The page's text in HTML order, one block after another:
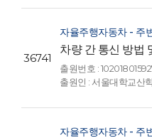
36741
자율주행자동차 - 주
차량 간 통신 방법
장치(Method
communication
apparatus for
출원번호 :
출원인 : 서울대학교산
자율주행자동차 - 주